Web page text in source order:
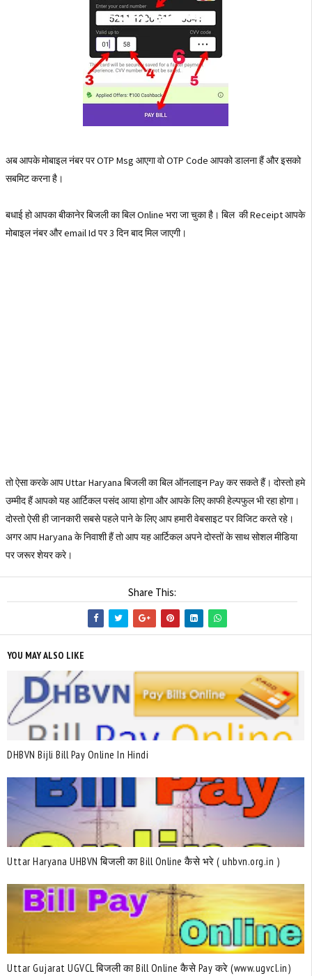
अब आपके मोबाइल नंबर पर OTP Msg आएगा वो OTP Code आपको डालना हैं और इसको
सबमिट करना है।
बधाई हो आपका बीकानेर बिजली का बिल Online भरा जा चुका है। बिल की Receipt आपके
मोबाइल नंबर और email Id पर 3 दिन बाद मिल जाएगी।
तो ऐसा करके आप Uttar Haryana बिजली का बिल ऑनलाइन Pay कर सकते हैं। दोस्तो हमे
उम्मीद हैं आपको यह आर्टिकल पसंद आया होगा और आपके लिए काफी हेल्पफुल भी रहा होगा।
दोस्तो ऐसी ही जानकारी सबसे पहले पाने के लिए आप हमारी वेबसाइट पर विजिट करते रहे।
अगर आप Haryana के निवाशी हैं तो आप यह आर्टिकल अपने दोस्तों के साथ सोशल मीडिया
पर जरूर शेयर करे।
Share This:
YOU MAY ALSO LIKE
DHBVN Bijli Bill Pay Online In Hindi
Uttar Haryana UHBVN बिजली का Bill Online कैसे भरे ( uhbvn.org.in )
Uttar Gujarat UGVCL बिजली का Bill Online कैसे Pay करे (www.ugvcl.in)